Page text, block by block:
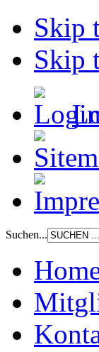
Skip
Skip
Suchen...